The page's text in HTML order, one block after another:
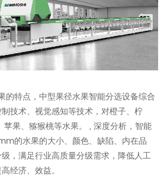
特点，中型果径水果智能分选设备综合
技术、视觉感知等技术，对橙子、柠
果、猕猴桃等水果。 , 深度分析，智能
的水果的大小、颜色、缺陷、内在品
，满足行业高质量分级需求，降低人工
经济、效益。